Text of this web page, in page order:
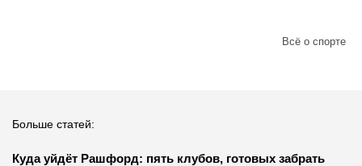
Всё о спорте
Больше статей:
Куда уйдёт Рашфорд: пять клубов, готовых забрать